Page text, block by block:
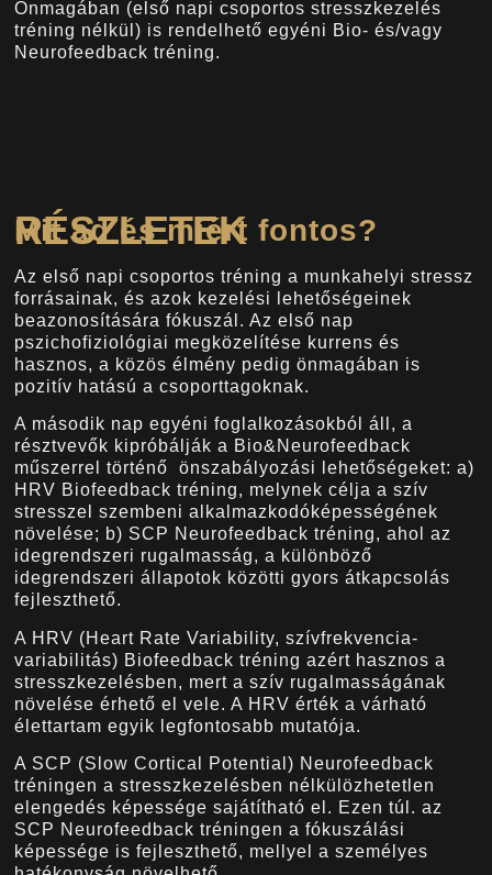
Önmagában (első napi csoportos stresszkezelés
tréning nélkül) is rendelhető egyéni Bio- és/vagy
Neurofeedback tréning.
RÉSZLETEK
Mit ad és miért fontos?
Az első napi csoportos tréning a munkahelyi stressz
forrásainak, és azok kezelési lehetőségeinek
beazonosítására fókuszál. Az első nap
pszichofiziológiai megközelítése kurrens és
hasznos, a közös élmény pedig önmagában is
pozitív hatású a csoporttagoknak.
A második nap egyéni foglalkozásokból áll, a
résztvevők kipróbálják a Bio&Neurofeedback
műszerrel történő önszabályozási lehetőségeket: a)
HRV Biofeedback tréning, melynek célja a szív
stresszel szembeni alkalmazkodóképességének
növelése; b) SCP Neurofeedback tréning, ahol az
idegrendszeri rugalmasság, a különböző
idegrendszeri állapotok közötti gyors átkapcsolás
fejleszthető.
A HRV (Heart Rate Variability, szívfrekvencia-
variabilitás) Biofeedback tréning azért hasznos a
stresszkezelésben, mert a szív rugalmasságának
növelése érhető el vele. A HRV érték a várható
élettartam egyik legfontosabb mutatója.
A SCP (Slow Cortical Potential) Neurofeedback
tréningen a stresszkezelésben nélkülözhetetlen
elengedés képessége sajátítható el. Ezen túl. az
SCP Neurofeedback tréningen a fókuszálási
képessége is fejleszthető, mellyel a személyes